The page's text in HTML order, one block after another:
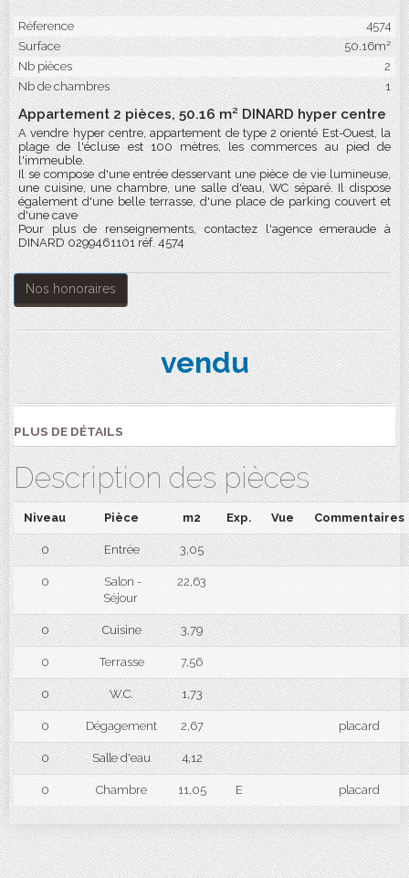
Réference
4574
Surface
50.16m²
Nb pièces
2
Nb de chambres
1
Appartement 2 pièces, 50.16 m² DINARD hyper centre
A vendre hyper centre, appartement de type 2 orienté Est-Ouest, la
plage de l'écluse est 100 mètres, les commerces au pied de
l'immeuble.
Il se compose d'une entrée desservant une pièce de vie lumineuse,
une cuisine, une chambre, une salle d'eau, WC séparé. Il dispose
également d'une belle terrasse, d'une place de parking couvert et
d'une cave
Pour plus de renseignements, contactez l'agence emeraude à
DINARD 0299461101 réf. 4574
Nos honoraires
vendu
PLUS DE DÉTAILS
Description des pièces
Niveau Pièce m2 Exp. Vue Commentaires
0 Entrée 3,05
0
Salon -
Séjour
22,63
0 Cuisine 3,79
0 Terrasse 7,56
0 W.C. 1,73
0 Dégagement 2,67 placard
0 Salle d'eau 4,12
0 Chambre 11,05 E placard